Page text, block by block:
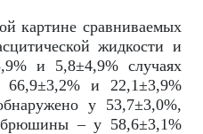
картине сравниваемых
жидкости и
и 5,8±4,9% случаях
66,9±3,2% и 22,1±3,9%
у 53,7±3,0%,
– у 58,6±3,1%